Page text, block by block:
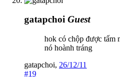
gatapchoi Guest
hok có chộp được tấm
nó hoành tráng
gatapchoi, 26/12/11
#19